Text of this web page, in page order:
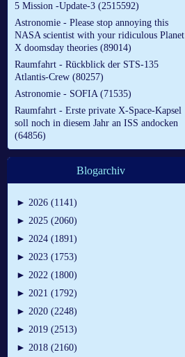
5 Mission -Update-3 (2515592)
Astronomie - Please stop annoying this
NASA scientist with your ridiculous Planet
X doomsday theories (89014)
Raumfahrt - Rückblick der STS-135
Atlantis-Crew (80257)
Astronomie - SOFIA (71535)
Raumfahrt - Erste private X-Space-Kapsel
soll noch in diesem Jahr an ISS andocken
(64856)
Blogarchiv
► 2026 (1141)
► 2025 (2060)
► 2024 (1891)
► 2023 (1753)
► 2022 (1800)
► 2021 (1792)
► 2020 (2248)
► 2019 (2513)
► 2018 (2160)